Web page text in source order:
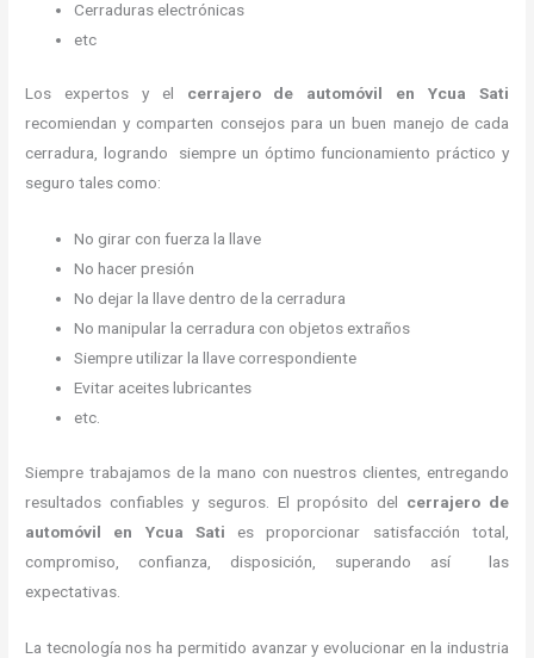
Cerraduras electrónicas
etc
Los expertos y el cerrajero de automóvil en Ycua Sati
recomiendan y comparten consejos para un buen manejo de cada
cerradura, logrando siempre un óptimo funcionamiento práctico y
seguro tales como:
No girar con fuerza la llave
No hacer presión
No dejar la llave dentro de la cerradura
No manipular la cerradura con objetos extraños
Siempre utilizar la llave correspondiente
Evitar aceites lubricantes
etc.
Siempre trabajamos de la mano con nuestros clientes, entregando
resultados confiables y seguros. El propósito del cerrajero de
automóvil en Ycua Sati es proporcionar satisfacción total,
compromiso, confianza, disposición, superando así las
expectativas.
La tecnología nos ha permitido avanzar y evolucionar en la industria